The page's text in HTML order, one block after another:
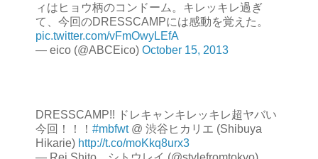
ィはヒョウ柄のコンドーム。キレッキレ過ぎ
て、今回のDRESSCAMPには感動を覚えた。
pic.twitter.com/vFmOwyLEfA
— eico (@ABCEico) October 15, 2013
DRESSCAMP!! ドレキャンキレッキレ超ヤバい
今回！！！ #mbfwt@ 渋谷ヒカリエ (Shibuya
Hikarie) http://t.co/moKkq8urx3